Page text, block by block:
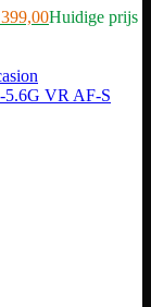
399,00Huidige prijs